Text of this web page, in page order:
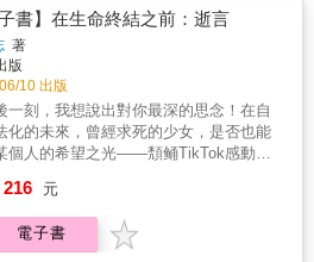
命的我，是否也能成為某個人的希望之
二〇四〇年，神奈川縣江之島的〈終
村〉。曾經申請過合法自殺的東峰渚，
個熟悉的地方，並在這裡開始從事「人
者」的工作。然而，曾經選擇放棄一切
死亡的她，心中仍存在著自我質疑。這
，真的能夠設身處地，替尋死的人們著
就在此時，同為「人命幫助者」的摯友
，忽然選擇申請合法自殺——「小渚，
嗎……？」隱藏過往的東峰渚也以「人
者」的身分，開始與朱音進行僅有十次
子書】在生命終結之前：逝言
著
版
10 出版
一刻，我想說出對你最深的思念！在自
化的未來，曾經求死的少女，是否也能
個人的希望之光——頽鲬TikTok感動無
感動過無數次！」「這本書是救贖現代
作品！」「讀完這本書後，我找回了活
勇氣。」｜日本熱門暢銷大作 累計再版
216 元
電子書